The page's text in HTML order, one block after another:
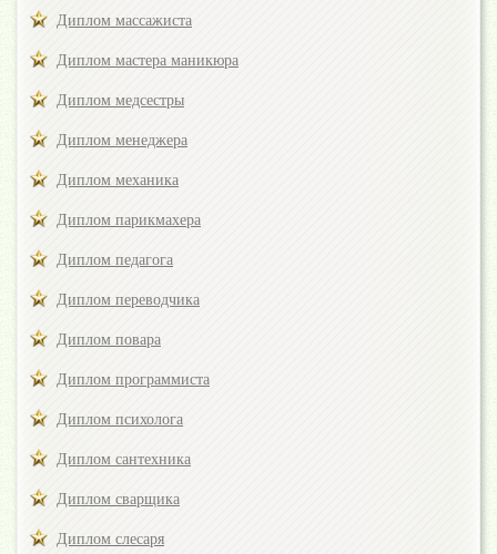
Диплом массажиста
Диплом мастера маникюра
Диплом медсестры
Диплом менеджера
Диплом механика
Диплом парикмахера
Диплом педагога
Диплом переводчика
Диплом повара
Диплом программиста
Диплом психолога
Диплом сантехника
Диплом сварщика
Диплом слесаря